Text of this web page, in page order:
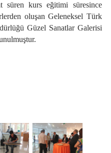
süren kurs eğitimi süresince
oluşan Geleneksel Türk
Güzel Sanatlar Galerisi